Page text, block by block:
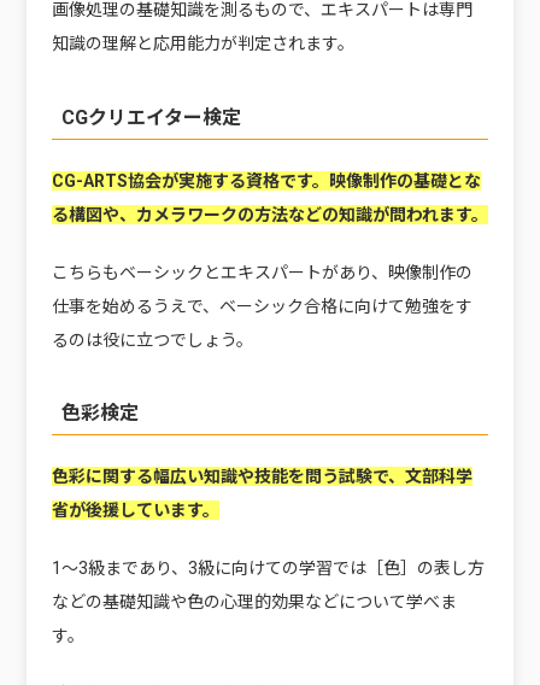
画像処理の基礎知識を測るもので、エキスパートは専門
知識の理解と応用能力が判定されます。
CGクリエイター検定
CG-ARTS協会が実施する資格です。映像制作の基礎とな
る構図や、カメラワークの方法などの知識が問われます。
こちらもベーシックとエキスパートがあり、映像制作の
仕事を始めるうえで、ベーシック合格に向けて勉強をす
るのは役に立つでしょう。
色彩検定
色彩に関する幅広い知識や技能を問う試験で、文部科学
省が後援しています。
1〜3級まであり、3級に向けての学習では［色］の表し方
などの基礎知識や色の心理的効果などについて学べま
す。